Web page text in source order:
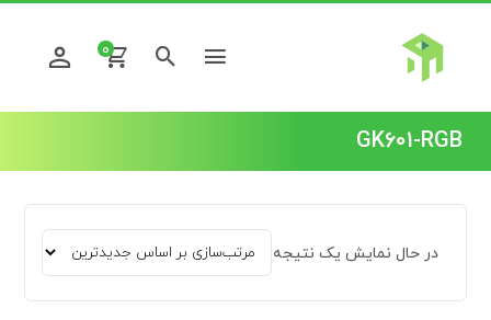
0
GK601-RGB
در حال نمایش یک نتیجه